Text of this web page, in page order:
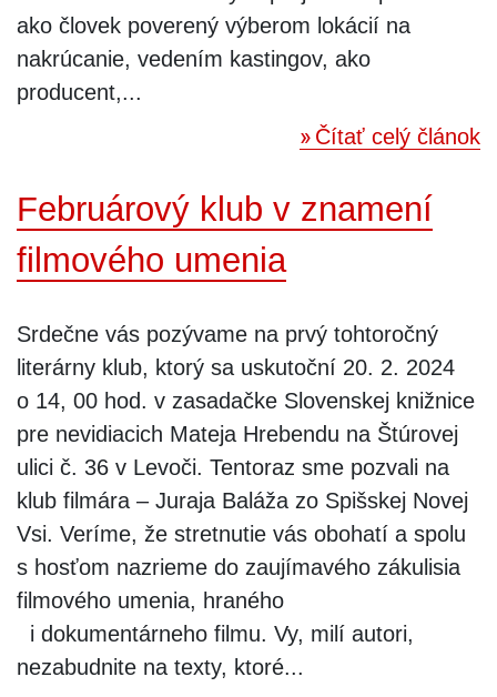
ako človek poverený výberom lokácií na
nakrúcanie, vedením kastingov, ako
producent,...
Čítať celý článok
Februárový klub v znamení
filmového umenia
Srdečne vás pozývame na prvý tohtoročný
literárny klub, ktorý sa uskutoční 20. 2. 2024
o 14, 00 hod. v zasadačke Slovenskej knižnice
pre nevidiacich Mateja Hrebendu na Štúrovej
ulici č. 36 v Levoči. Tentoraz sme pozvali na
klub filmára – Juraja Baláža zo Spišskej Novej
Vsi. Veríme, že stretnutie vás obohatí a spolu
s hosťom nazrieme do zaujímavého zákulisia
filmového umenia, hraného
i dokumentárneho filmu. Vy, milí autori,
nezabudnite na texty, ktoré...